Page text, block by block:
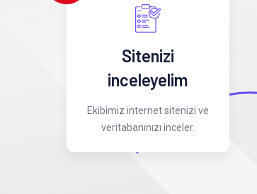
Sitenizi
inceleyelim
Ekibimiz internet sitenizi ve
veritabanınızı inceler.